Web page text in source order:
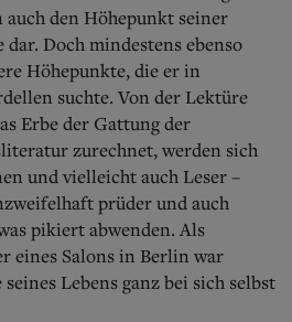
den Höhepunkt seiner
Doch mindestens ebenso
Höhepunkte, die er in
suchte. Von der Lektüre
Erbe der Gattung der
zurechnet, werden sich
und vielleicht auch Leser –
prüder und auch
pikiert abwenden. Als
eines Salons in Berlin war
Lebens ganz bei sich selbst